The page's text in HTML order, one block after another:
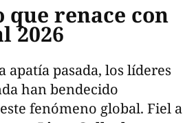
que renace con
2026
apatía pasada, los líderes
han bendecido
fenómeno global. Fiel a